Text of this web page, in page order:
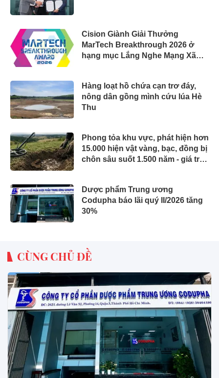
Cision Giành Giải Thưởng
MarTech Breakthrough 2026 ở
hạng mục Lắng Nghe Mạng Xã
Lời (AEO)
Hàng loạt hồ chứa cạn trơ đáy,
nông dân gồng mình cứu lúa Hè
Thu
Phong tỏa khu vực, phát hiện hơn
15.000 hiện vật vàng, bạc, đồng bị
chôn sâu suốt 1.500 năm - giá trị
Dược phẩm Trung ương
Codupha báo lãi quý II/2026 tăng
30%
CÙNG CHỦ ĐỀ